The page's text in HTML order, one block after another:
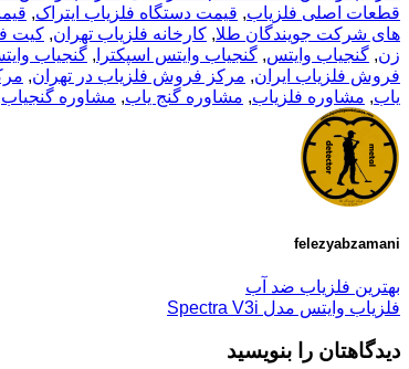
قطعات اصلی فلزیاب, قیمت دستگاه فلزیاب ایتراک,
های شرکت جویندگان طلا, کارخانه فلزیاب تهران, کیت
زن, گنجیاب وایتس, گنجیاب وایتس اسپکترا , گنجیاب
فروش فلزیاب ایران, مرکز فروش فلزیاب در تهران,
یاب, مشاوره فلزیاب, مشاوره گنج یاب, مشاوره گنجیاب
felezyabzamani
بهترین فلزیاب ضد آب
فلزیاب وایتس مدل Spectra V3i
دیدگاهتان را بنویسید